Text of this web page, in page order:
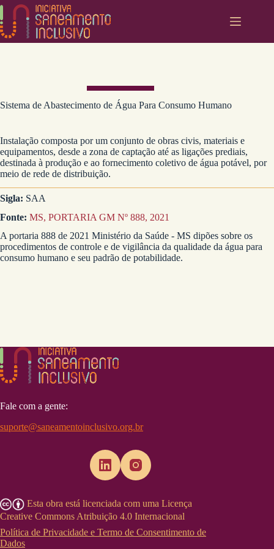
Pular
o
conteúdo
Sistema de Abastecimento de Água Para Consumo Humano
Instalação composta por um conjunto de obras civis, materiais e
equipamentos, desde a zona de captação até as ligações prediais,
destinada à produção e ao fornecimento coletivo de água potável, por
meio de rede de distribuição.
Sigla: SAA
Fonte: MS, PORTARIA GM Nº 888, 2021
A portaria 888 de 2021 Ministério da Saúde - MS dipões sobre os
procedimentos de controle e de vigilância da qualidade da água para
consumo humano e seu padrão de potabilidade.
Fale com a gente:
suporte@saneamentoinclusivo.org.br
Esta obra está licenciada com uma Licença
Creative Commons Atribuição 4.0 Internacional
Política de Privacidade e Termo de Consentimento de
Dados